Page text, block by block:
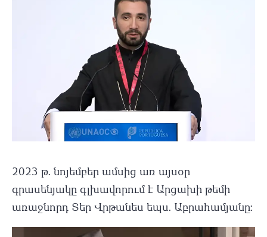
2023 թ. նոյեմբեր ամսից առ այսօր
գրասենյակը գլխավորում է Արցախի թեմի
առաջնորդ Տեր Վրթանես եպս. Աբրահամյանը: